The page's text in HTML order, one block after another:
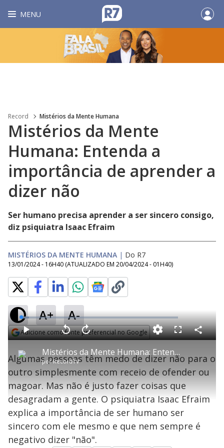
MENU
Record Mistérios da Mente Humana
Mistérios da Mente
Humana: Entenda a
importância de aprender a
dizer não
Ser humano precisa aprender a ser sincero consigo,
diz psiquiatra Isaac Efraim
MISTÉRIOS DA MENTE HUMANA | Do R7
13/01/2024 - 16H40 (ATUALIZADO EM 20/04/2024 - 01H40)
A+ A-
Adicione como fonte preferencial no Google
P
l
a
Mistérios da Mente Humana: Entenda a importância de aprender a dizer não
porRecordTV
P V
t
a
r
0
e
g
n
d
s
A
n
ç
1
s
e
u
n
o
s
L
o
a
d
e
5
.
2
3
%
F
l
s
c
e
n
C
o
a
r
i
l
Algumas pessoas têm medo de dizer não para o
outro simplesmente com receio de ofender ou
magoar. Mas não é justo fazer coisas que
desagradam a gente. O psiquiatra Isaac Efraim
explica a importância de ser humano ser
sincero com ele mesmo e que nem sempre é
negativo dizer "não".